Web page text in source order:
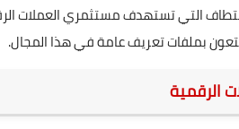
التي تستهدف مستثمري العملات
بملفات تعريف عامة في هذا المجال.
الرقمية